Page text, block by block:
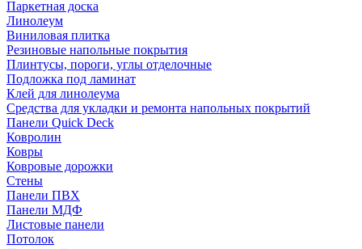
Паркетная доска
Линолеум
Виниловая плитка
Резиновые напольные покрытия
Плинтусы, пороги, углы отделочные
Подложка под ламинат
Клей для линолеума
Средства для укладки и ремонта напольных покрытий
Панели Quick Deck
Ковролин
Ковры
Ковровые дорожки
Стены
Панели ПВХ
Панели МДФ
Листовые панели
Потолок